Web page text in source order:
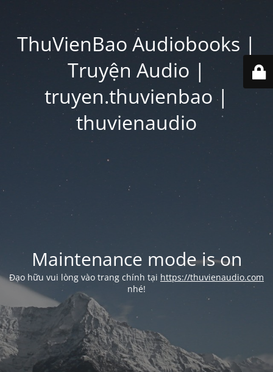
ThuVienBao Audiobooks |
Truyện Audio |
truyen.thuvienbao |
thuvienaudio
Maintenance mode is on
Đạo hữu vui lòng vào trang chính tại https://thuvienaudio.com
nhé!